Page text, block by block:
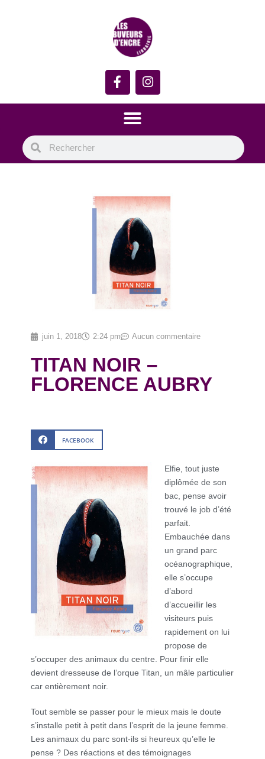
juin 1, 2018 2:24 pm Aucun commentaire
TITAN NOIR –
FLORENCE AUBRY
FACEBOOK
Elfie, tout juste
diplômée de son
bac, pense avoir
trouvé le job d’été
parfait.
Embauchée dans
un grand parc
océanographique,
elle s’occupe
d’abord
d’accueillir les
visiteurs puis
rapidement on lui
propose de
s’occuper des animaux du centre. Pour finir elle
devient dresseuse de l’orque Titan, un mâle particulier
car entièrement noir.
Tout semble se passer pour le mieux mais le doute
s’installe petit à petit dans l’esprit de la jeune femme.
Les animaux du parc sont-ils si heureux qu’elle le
pense ? Des réactions et des témoignages